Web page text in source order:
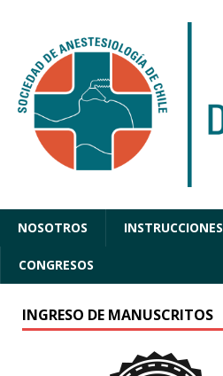
NOSOTROS INSTRUCCIONES
CONGRESOS
INGRESO DE MANUSCRITOS